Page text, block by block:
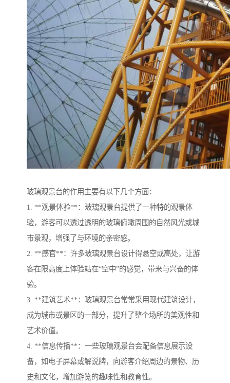
玻璃观景台的作用主要有以下几个方面：
1. **观景体验**：玻璃观景台提供了一种特的观景体
验，游客可以透过透明的玻璃俯瞰周围的自然风光或城
市景观，增强了与环境的亲密感。
2. **感官**：许多玻璃观景台设计得悬空或高处，让游
客在限高度上体验站在“空中”的感觉，带来与兴奋的体
验。
3. **建筑艺术**：玻璃观景台常常采用现代建筑设计，
成为城市或景区的一部分，提升了整个场所的美观性和
艺术价值。
4. **信息传播**：一些玻璃观景台会配备信息展示设
备，如电子屏幕或解说牌，向游客介绍周边的景物、历
史和文化，增加游览的趣味性和教育性。